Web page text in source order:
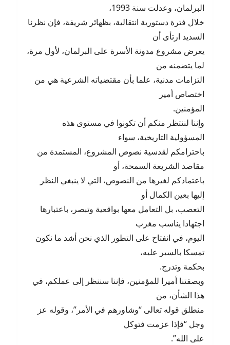
البرلمان، وعدلت سنة 1993،
خلال فترة دستورية انتقالية، بظهائر شريفة، فإن نظرنا
السديد ارتأى أن
يعرض مشروع مدونة الأسرة على البرلمان، لأول مرة،
لما يتضمنه من
التزامات مدنية، علما بأن مقتضياته الشرعية هي من
اختصاص أمير
المؤمنين.
وإننا لننتظر منكم أن تكونوا في مستوى هذه
المسؤولية التاريخية، سواء
باحترامكم لقدسية نصوص المشروع، المستمدة من
مقاصد الشريعة السمحة، أو
باعتمادكم لغيرها من النصوص، التي لا ينبغي النظر
إليها بعين الكمال أو
التعصب، بل التعامل معها بواقعية وتبصر، باعتبارها
اجتهادا يناسب مغرب
اليوم، في انفتاح على التطور الذي نحن أشد ما نكون
تمسكا بالسير عليه،
بحكمة وتدرج.
وبصفتنا أميرا للمؤمنين، فإننا سننظر إلى عملكم، في
هذا الشأن، من
منطلق قوله تعالى “وشاورهم في الأمر”، وقوله عز
وجل “فإذا عزمت فتوكل
على الله”.